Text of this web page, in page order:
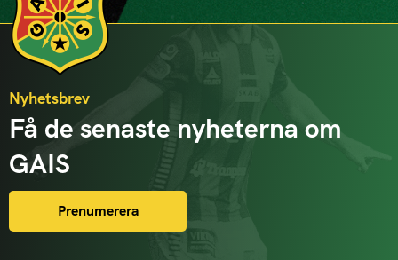
Nyhetsbrev
Få de senaste nyheterna om
GAIS
Prenumerera